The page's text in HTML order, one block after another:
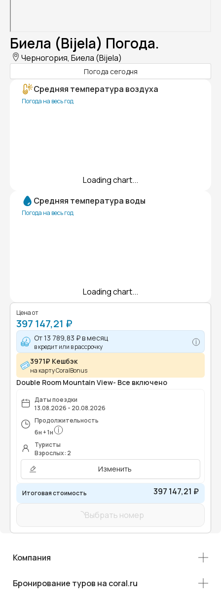
Биела (Bijela) Погода.
Черногория, Биела (Bijela)
Погода сегодня
Средняя температура воздуха
Погода на весь год
Loading chart...
Средняя температура воды
Погода на весь год
Loading chart...
Цена от
397 147,21 ₽
От13 789,83 ₽в месяц
в кредит или в рассрочку
3971₽ Кешбэк
на карту CoralBonus
Double Room Mountain View- Все включено
Даты поездки
13.08.2026 - 20.08.2026
Продолжительность
6н +1н
Туристы
Взрослых: 2
Изменить
Итоговая стоимость 397 147,21 ₽
Выбрать номер
Компания
Бронирование туров на coral.ru